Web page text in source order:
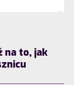
na to, jak